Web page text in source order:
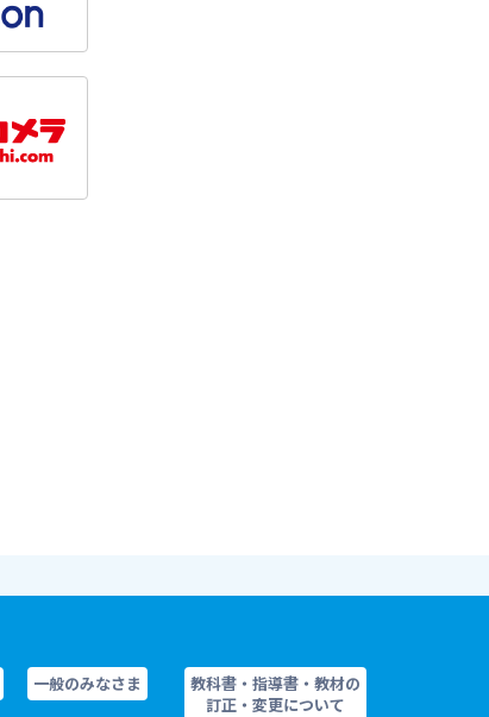
一般のみなさま
教科書・指導書・教材の
訂正・変更について